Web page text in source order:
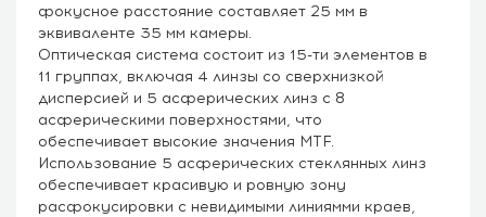
фокусное расстояние составляет 25 мм в
эквиваленте 35 мм камеры.
Оптическая система состоит из 15-ти элементов в
11 группах, включая 4 линзы со сверхнизкой
дисперсией и 5 асферических линз с 8
асферическими поверхностями, что
обеспечивает высокие значения MTF.
Использование 5 асферических стеклянных линз
обеспечивает красивую и ровную зону
расфокусировки с невидимыми линиямми краев,